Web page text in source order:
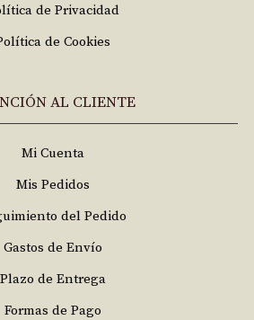
de Privacidad
de Cookies
AL CLIENTE
Mi Cuenta
Mis Pedidos
del Pedido
Gastos de Envío
Plazo de Entrega
Formas de Pago